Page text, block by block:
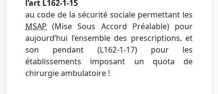
l’art L162-1-15
au code de la sécurité sociale permettant les
MSAP (Mise Sous Accord Préalable) pour
aujourd’hui l’ensemble des prescriptions, et
son pendant (L162-1-17) pour les
établissements imposant un quota de
chirurgie ambulatoire !